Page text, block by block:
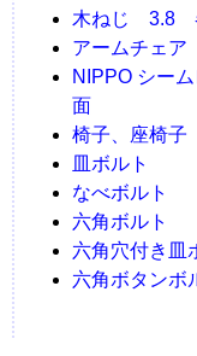
木ねじ 3.8
アームチェ
NIPPO シー
面
椅子、座椅子
皿ボルト
なべボルト
六角ボルト
六角穴付き皿
六角ボタンボ